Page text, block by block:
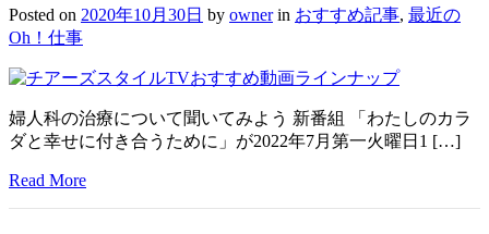
Posted on 2020年10月30日 by ownerin おすすめ記事, 最近の
Oh！仕事
婦人科の治療について聞いてみよう 新番組 「わたしのカラ
ダと幸せに付き合うために」が2022年7月第一火曜日1 […]
Read More